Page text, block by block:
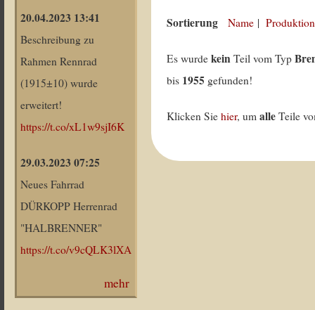
20.04.2023 13:41
Beschreibung zu
Rahmen Rennrad
(1915±10) wurde
erweitert!
https://t.co/xL1w9sjI6K
29.03.2023 07:25
Neues Fahrrad
DÜRKOPP Herrenrad
"HALBRENNER"
https://t.co/v9cQLK3lXA
mehr
Sortierung Name |
Es wurdekein Teil vom Typ
bis 1955 gefunden!
Klicken Siehier, umalle Teile